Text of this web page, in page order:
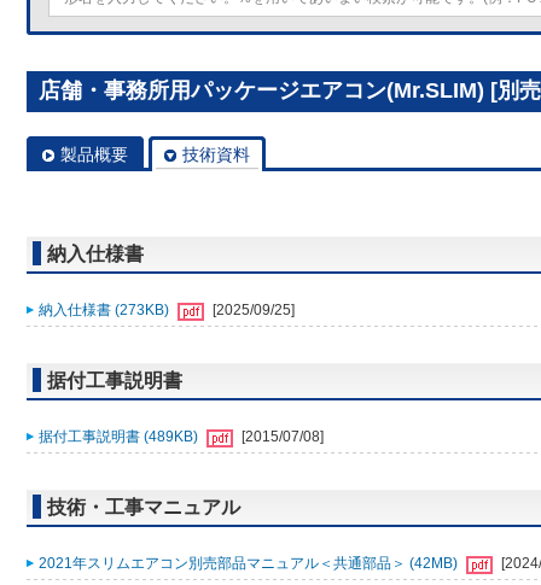
店舗・事務所用パッケージエアコン(Mr.SLIM) [別
製品概要 技術資料
納入仕様書
納入仕様書 (273KB) [2025/09/25]
据付工事説明書
据付工事説明書 (489KB) [2015/07/08]
技術・工事マニュアル
2021年スリムエアコン別売部品マニュアル＜共通部品＞ (42MB)